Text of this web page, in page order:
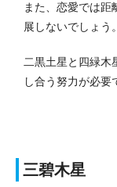
また、恋愛では距
展しないでしょう。
二黒土星と四緑木
し合う努力が必要
三碧木星